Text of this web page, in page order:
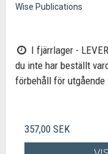
Wise Publications
I fjärrlager -
du inte har beställt
förbehåll för utgående
357,00 SEK